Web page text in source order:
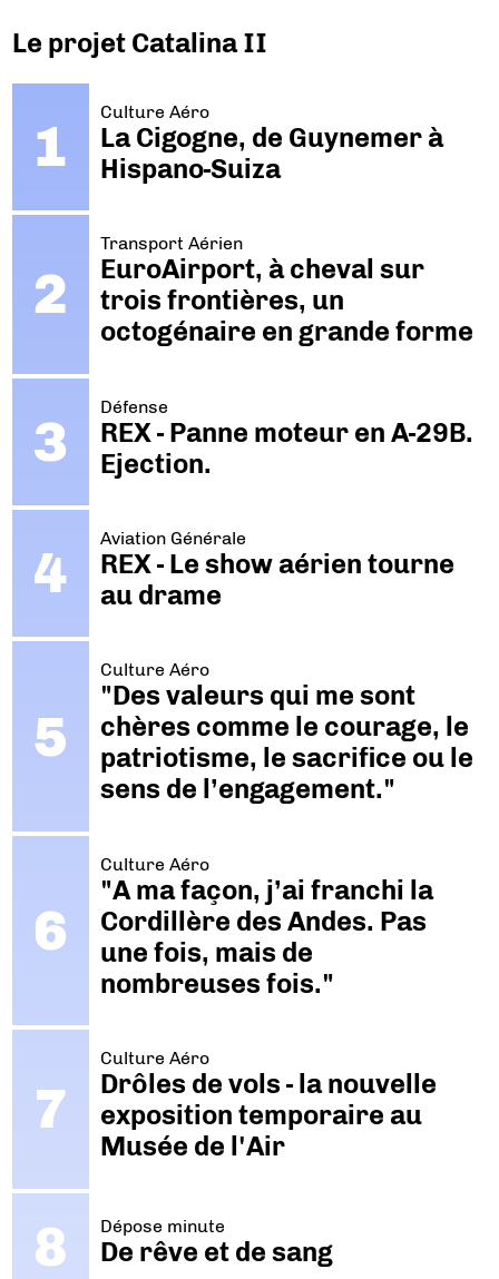
Le projet Catalina II
Culture Aéro
La Cigogne, de Guynemer à
Hispano-Suiza
Transport Aérien
EuroAirport, à cheval sur
trois frontières, un
octogénaire en grande forme
Défense
REX - Panne moteur en A-29B.
Ejection.
Aviation Générale
REX - Le show aérien tourne
au drame
Culture Aéro
"Des valeurs qui me sont
chères comme le courage, le
patriotisme, le sacrifice ou le
sens de l’engagement."
Culture Aéro
"A ma façon, j’ai franchi la
Cordillère des Andes. Pas
une fois, mais de
nombreuses fois."
Culture Aéro
Drôles de vols - la nouvelle
exposition temporaire au
Musée de l'Air
Dépose minute
De rêve et de sang